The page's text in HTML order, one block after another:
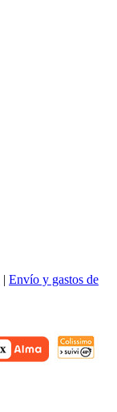
| Envío y gastos de